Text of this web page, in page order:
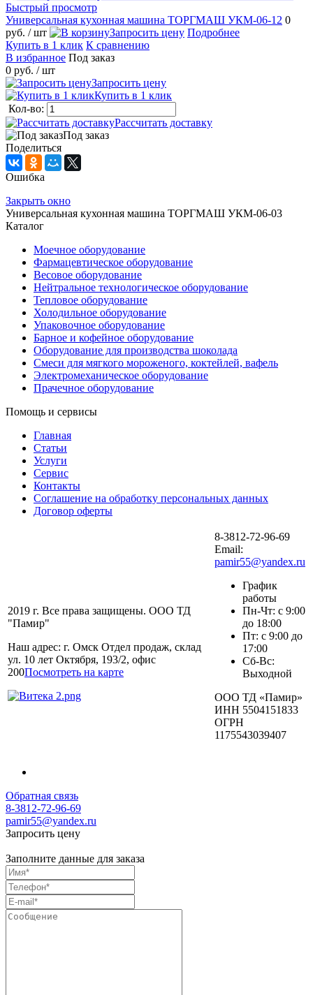
Быстрый просмотр
Универсальная кухонная машина ТОРГМАШ УКМ-06-12 0
руб. / шт Запросить цену Подробнее
Купить в 1 клик К сравнению
В избранное Под заказ
0 руб. / шт
Запросить цену
Купить в 1 клик
Кол-во:
Рассчитать доставку
Под заказ
Поделиться
Ошибка
Закрыть окно
Универсальная кухонная машина ТОРГМАШ УКМ-06-03
Каталог
Моечное оборудование
Фармацевтическое оборудование
Весовое оборудование
Нейтральное технологическое оборудование
Тепловое оборудование
Холодильное оборудование
Упаковочное оборудование
Барное и кофейное оборудование
Оборудование для производства шоколада
Смеси для мягкого мороженого, коктейлей, вафель
Электромеханическое оборудование
Прачечное оборудование
Помощь и сервисы
Главная
Статьи
Услуги
Сервис
Контакты
Соглашение на обработку персональных данных
Договор оферты
2019 г. Все права защищены. ООО ТД
"Памир"
Наш адрес: г. Омск Отдел продаж, склад
ул. 10 лет Октября, 193/2, офис
200Посмотреть на карте
8-3812-72-96-69
Email:
pamir55@yandex.ru
График
работы
Пн-Чт: с 9:00
до 18:00
Пт: с 9:00 до
17:00
Сб-Вс:
Выходной
ООО ТД «Памир»
ИНН 5504151833
ОГРН
1175543039407
Обратная связь
8-3812-72-96-69
pamir55@yandex.ru
Запросить цену
Заполните данные для заказа